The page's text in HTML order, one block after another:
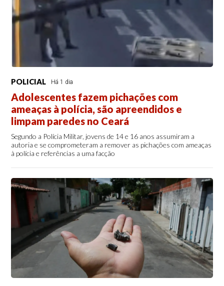
POLICIAL Há 1 dia
Adolescentes fazem pichações com
ameaças à polícia, são apreendidos e
limpam paredes no Ceará
Segundo a Polícia Militar, jovens de 14 e 16 anos assumiram a
autoria e se comprometeram a remover as pichações com ameaças
à polícia e referências a uma facção